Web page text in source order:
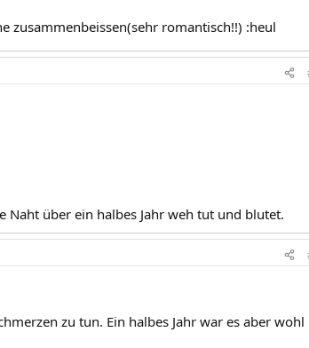
zusammenbeissen(sehr romantisch!!) :heul
Naht über ein halbes Jahr weh tut und blutet.
zu tun. Ein halbes Jahr war es aber wohl